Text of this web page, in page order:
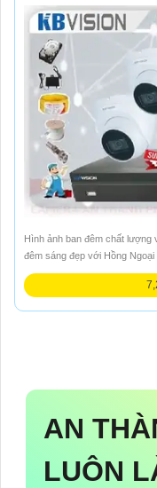
Hình ảnh ban đêm chất lượng
đêm sáng đẹp với Hồng
AN
LUÔN